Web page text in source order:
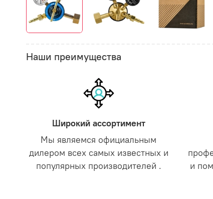
Наши преимущества
Широкий ассортимент
Мы являемся официальным
дилером всех самых известных и
популярных производителей .
и